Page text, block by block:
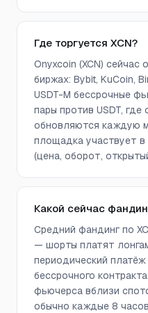
Где торгуется XCN?
Onyxcoin (XCN) сейчас
биржах: Bybit, KuCoin,
USDT-M бессрочные
пары против USDT,
обновляются каждую
площадка участвует в
(цена, оборот,
Какой сейчас
Средний фандинг по
— шорты платят
периодический
бессрочного
фьючерса вблизи
обычно каждые 8